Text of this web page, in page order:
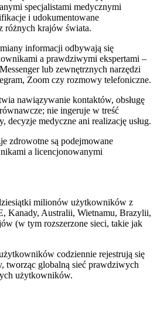
specjalistami medycznymi
i udokumentowane
różnych krajów świata.
informacji odbywają się
a prawdziwymi ekspertami –
lub zewnętrznych narzędzi
Zoom czy rozmowy telefoniczne.
nawiązywanie kontaktów, obsługę
nie ingeruje w treść
decyzje medyczne ani realizację usług.
zdrowotne są podejmowane
a licencjonowanymi
milionów użytkowników z
Kanady, Australii, Wietnamu, Brazylii,
(w tym rozszerzone sieci, takie jak
codziennie rejestrują się
tworząc globalną sieć prawdziwych
użytkowników.